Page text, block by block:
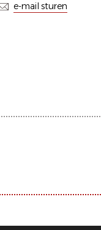
e-mail sturen